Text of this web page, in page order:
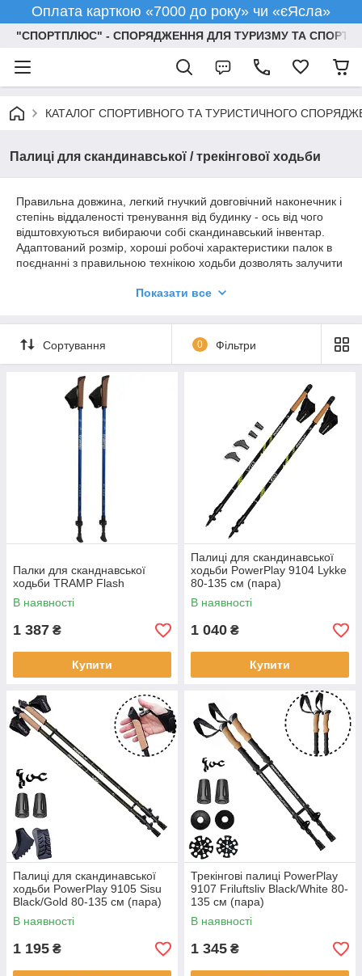
Оплата карткою «7000 до року» чи «єЯсла»
"СПОРТПЛЮС" - СПОРЯДЖЕННЯ ДЛЯ ТУРИЗМУ ТА СПОРТУ
КАТАЛОГ СПОРТИВНОГО ТА ТУРИСТИЧНОГО
Палиці для скандинавської / трекінгової ходьби
Правильна довжина, легкий гнучкий довговічний наконечник і
степінь віддаленості тренування від будинку - ось від чого
відштовхуються вибираючи собі скандинавський інвентар.
Адаптований розмір, хороші робочі характеристики палок в
поєднанні з правильною технікою ходьби дозволять залучити
ходьбі. Аеробіка навантаження поліпшить роботу легень і
плечі, хребет і суглоби не тільки не постраждають, але й
стануть нормально функціонувати.
Показати все
Сортування 0 Фільтри
Палки для сканднавської
ходьби TRAMP Flash
В наявності
1 387 ₴
Купити
Палиці для скандинавської
ходьби PowerPlay 9104 Lykke
80-135 см (пара)
В наявності
1 040 ₴
Купити
Палиці для скандинавської
ходьби PowerPlay 9105 Sisu
Black/Gold 80-135 см (пара)
В наявності
1 195 ₴
Трекінгові палиці PowerPlay
9107 Friluftsliv Black/White 80-
135 см (пара)
В наявності
1 345 ₴